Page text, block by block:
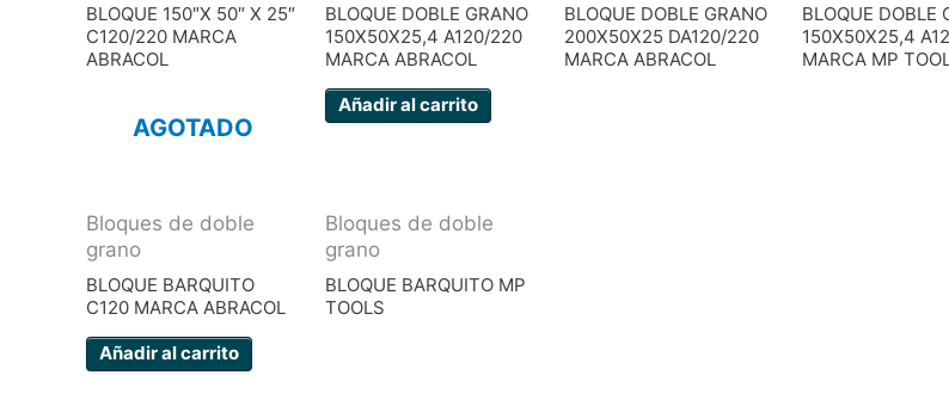
BLOQUE 150″X 50″ X 25″
C120/220 MARCA
ABRACOL
BLOQUE DOBLE GRANO
150X50X25,4 A120/220
MARCA ABRACOL
Añadir al carrito
BLOQUE DOBLE GRANO
200X50X25 DA120/220
MARCA ABRACOL
BLOQUE DOBLE
150X50X25,4
MARCA MP
AGOTADO
Bloques de doble
grano
BLOQUE BARQUITO
C120 MARCA ABRACOL
Añadir al carrito
Bloques de doble
grano
BLOQUE BARQUITO MP
TOOLS